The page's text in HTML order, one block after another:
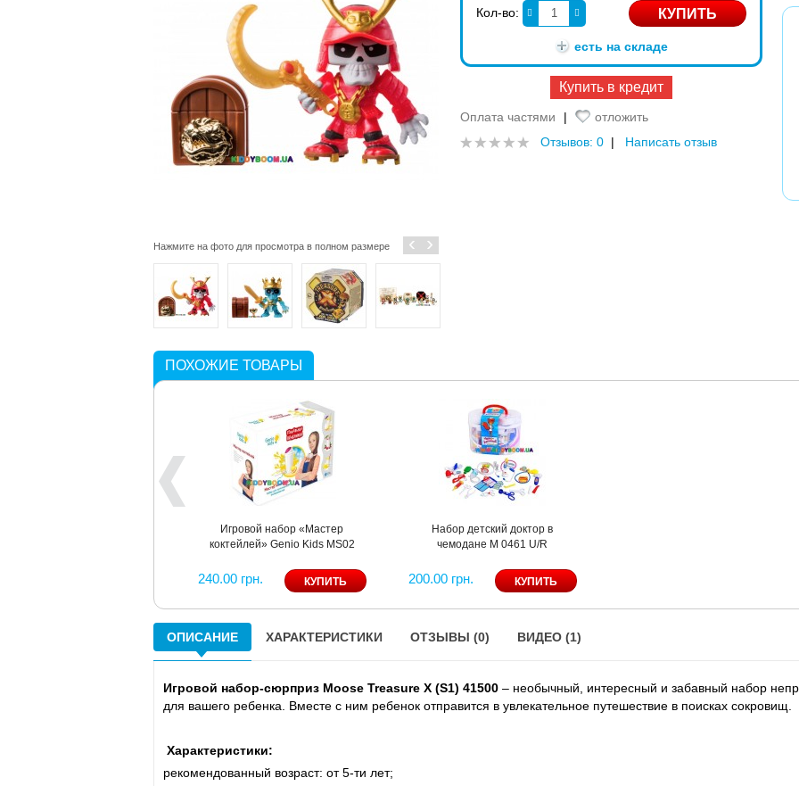
Нажмите на фото для просмотра в полном размере ‹ ›
Кол-во:
есть на складе
Купить в кредит
Оплата частями |
отложить
Отзывов: 0 | Написать отзыв
ПОХОЖИЕ ТОВАРЫ
Игровой набор «Мастер
коктейлей» Genio Kids MS02
240.00 грн.
Набор детский доктор в
чемодане M 0461 U/R
200.00 грн.
ОПИСАНИЕ ХАРАКТЕРИСТИКИ ОТЗЫВЫ (0) ВИДЕО (1)
Игровой набор-сюрприз Moose Treasure X (S1) 41500 – необычный, интересный и забавный набор
для вашего ребенка. Вместе с ним ребенок отправится в увлекательное путешествие в поисках сокровищ.
Характеристики:
рекомендованный возраст: от 5-ти лет;